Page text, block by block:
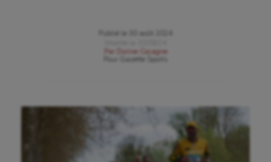
Publié le
30 août 2024
Par
Dorine Cocagne
Gazette Sports